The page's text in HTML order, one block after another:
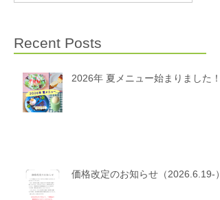
Recent Posts
2026年 夏メニュー始まりました！
価格改定のお知らせ（2026.6.19-）